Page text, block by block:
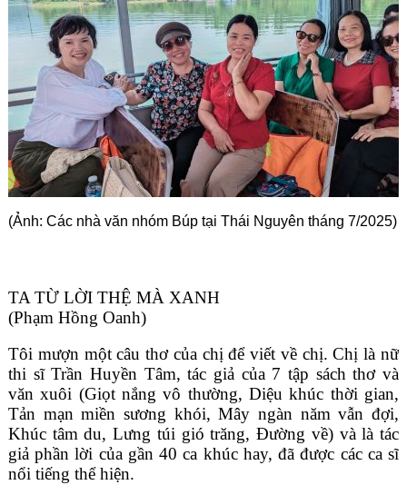
Góc chia sẻ
Liên hệ
Tìm kiếm
(Ảnh: Các nhà văn nhóm Búp tại Thái Nguyên tháng 7/2025)
TA TỪ LỜI THỆ MÀ XANH
(Phạm Hồng Oanh)
Tôi mượn một câu thơ của chị để viết về chị. Chị là nữ
thi sĩ Trần Huyền Tâm, tác giả của 7 tập sách thơ và
văn xuôi (Giọt nắng vô thường, Diệu khúc thời gian,
Tản mạn miền sương khói, Mây ngàn năm vẫn đợi,
Khúc tâm du, Lưng túi gió trăng, Đường về) và là tác
giả phần lời của gần 40 ca khúc hay, đã được các ca sĩ
nổi tiếng thể hiện.